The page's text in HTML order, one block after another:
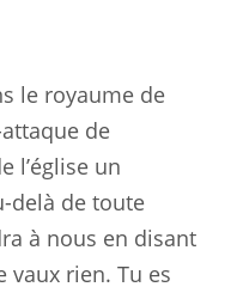
le royaume de
de
l’église un
delà de toute
à nous en disant
vaux rien. Tu es